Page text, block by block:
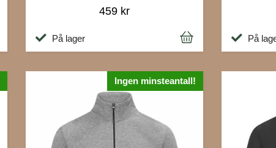
459 kr
På lager På
Ingen minsteantall!